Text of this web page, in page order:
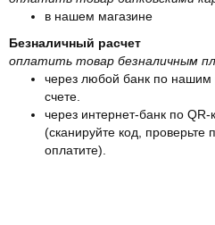
в нашем магазине
Безналичный расчет
оплатить товар безналичным
через любой банк по нашим
счете.
через интернет-банк по QR-
(сканируйте код, проверьте
оплатите).